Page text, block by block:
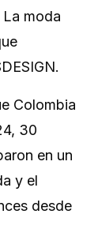
moda
Colombia
30
en un
y el
desde